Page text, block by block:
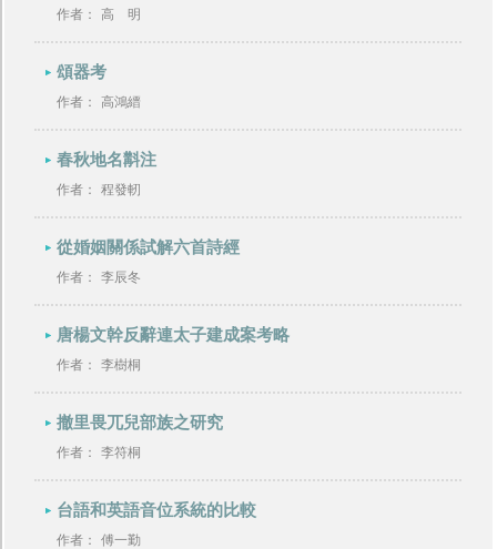
作者： 高 明
頌器考
作者： 高鴻縉
春秋地名斠注
作者： 程發軔
從婚姻關係試解六首詩經
作者： 李辰冬
唐楊文幹反辭連太子建成案考略
作者： 李樹桐
撤里畏兀兒部族之研究
作者： 李符桐
台語和英語音位系統的比較
作者： 傅一勤